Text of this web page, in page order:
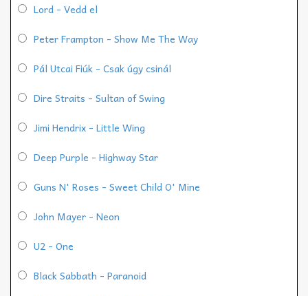
Lord - Vedd el
Peter Frampton - Show Me The Way
Pál Utcai Fiúk - Csak úgy csinál
Dire Straits - Sultan of Swing
Jimi Hendrix - Little Wing
Deep Purple - Highway Star
Guns N' Roses - Sweet Child O' Mine
John Mayer - Neon
U2 - One
Black Sabbath - Paranoid